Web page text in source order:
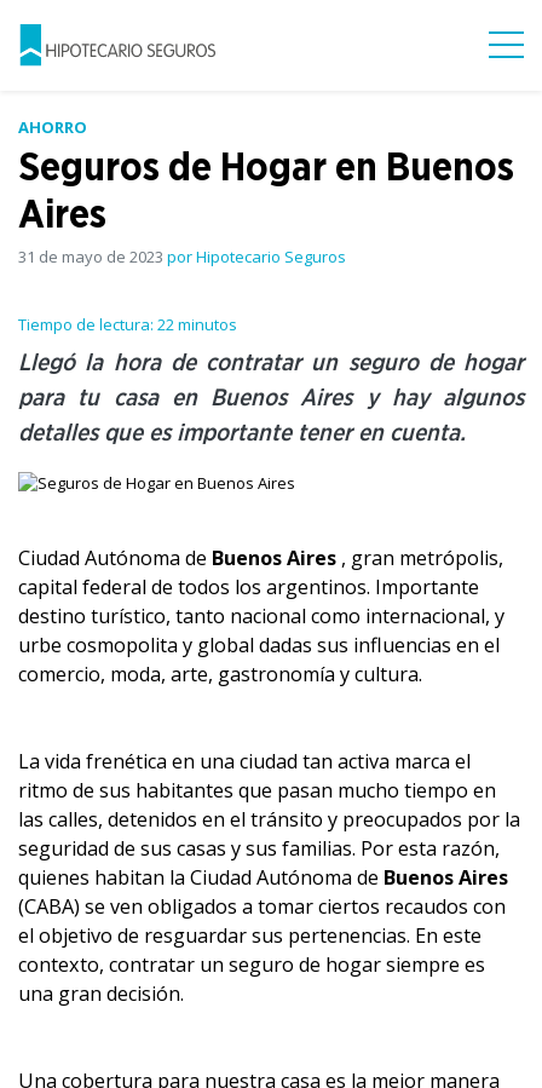
AHORRO
Seguros de Hogar en Buenos
Aires
31 de mayo de 2023 por Hipotecario Seguros
Tiempo de lectura: 22 minutos
Llegó la hora de contratar un seguro de hogar
para tu casa en Buenos Aires y hay algunos
detalles que es importante tener en cuenta.
Ciudad Autónoma de Buenos Aires , gran metrópolis,
capital federal de todos los argentinos. Importante
destino turístico, tanto nacional como internacional, y
urbe cosmopolita y global dadas sus influencias en el
comercio, moda, arte, gastronomía y cultura.
La vida frenética en una ciudad tan activa marca el
ritmo de sus habitantes que pasan mucho tiempo en
las calles, detenidos en el tránsito y preocupados por la
seguridad de sus casas y sus familias. Por esta razón,
quienes habitan la Ciudad Autónoma de Buenos Aires
(CABA) se ven obligados a tomar ciertos recaudos con
el objetivo de resguardar sus pertenencias. En este
contexto, contratar un seguro de hogar siempre es
una gran decisión.
Una cobertura para nuestra casa es la mejor manera